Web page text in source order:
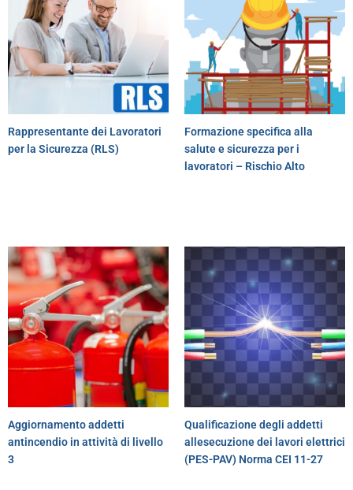
Rappresentante dei Lavoratori
per la Sicurezza (RLS)
Formazione specifica alla
salute e sicurezza per i
lavoratori – Rischio Alto
Aggiornamento addetti
antincendio in attività di livello
3
Qualificazione degli addetti
allesecuzione dei lavori elettrici
(PES-PAV) Norma CEI 11-27